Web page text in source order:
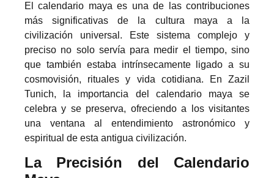
El calendario maya es una de las contribuciones
más significativas de la cultura maya a la
civilización universal. Este sistema complejo y
preciso no solo servía para medir el tiempo, sino
que también estaba intrínsecamente ligado a su
cosmovisión, rituales y vida cotidiana. En Zazil
Tunich, la importancia del calendario maya se
celebra y se preserva, ofreciendo a los visitantes
una ventana al entendimiento astronómico y
espiritual de esta antigua civilización.
La Precisión del Calendario